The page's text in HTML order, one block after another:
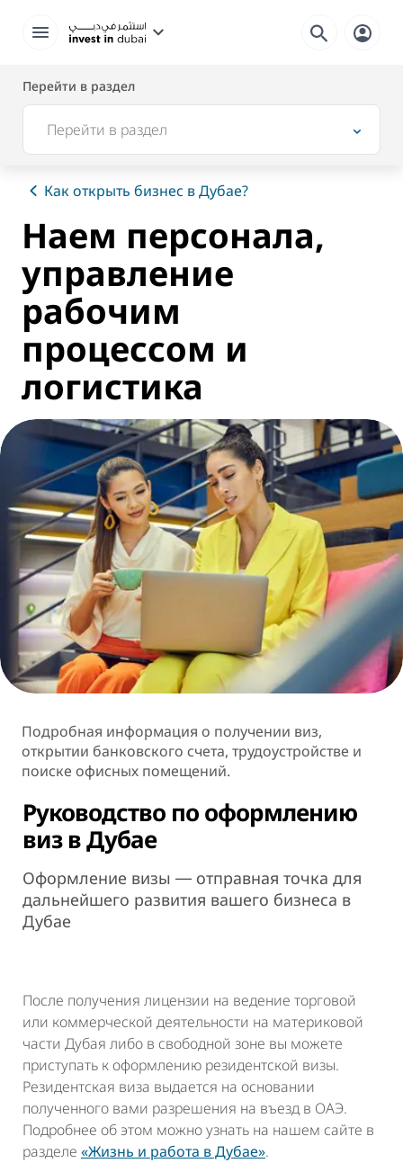
Перейти в раздел
Перейти в раздел
Как открыть бизнес в Дубае?
Наем персонала,
управление
рабочим
процессом и
логистика
Подробная информация о получении виз,
открытии банковского счета, трудоустройстве и
поиске офисных помещений.
Руководство по оформлению
виз в Дубае
Оформление визы ― отправная точка для
дальнейшего развития вашего бизнеса в
Дубае
После получения лицензии на ведение торговой
или коммерческой деятельности на материковой
части Дубая либо в свободной зоне вы можете
приступать к оформлению резидентской визы.
Резидентская виза выдается на основании
полученного вами разрешения на въезд в ОАЭ.
Подробнее об этом можно узнать на нашем сайте в
разделе «Жизнь и работа в Дубае».